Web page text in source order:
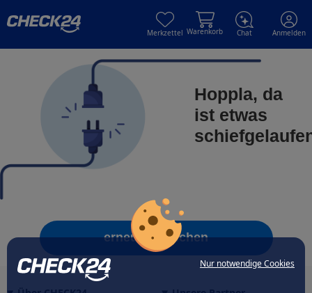
Nur notwendige Cookies
Merkzettel Warenkorb Chat Anmelden
Hoppla, da
ist etwas
erneut versuchen